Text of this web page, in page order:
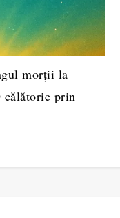
morții la
călătorie prin